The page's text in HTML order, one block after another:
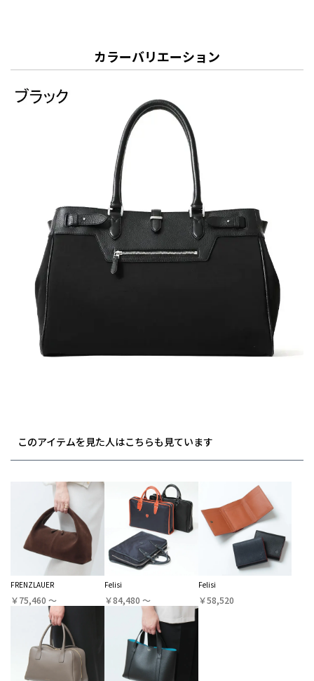
カラーバリエーション
このアイテムを見た人はこちらも見ています
FRENZLAUER
￥75,460 〜
Felisi
￥84,480 〜
Felisi
￥58,520